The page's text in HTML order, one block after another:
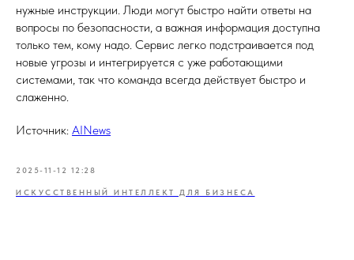
нужные инструкции. Люди могут быстро найти ответы на
вопросы по безопасности, а важная информация доступна
только тем, кому надо. Сервис легко подстраивается под
новые угрозы и интегрируется с уже работающими
системами, так что команда всегда действует быстро и
слаженно.
Источник: AINews
2025-11-12 12:28
ИСКУССТВЕННЫЙ ИНТЕЛЛЕКТ ДЛЯ БИЗНЕСА